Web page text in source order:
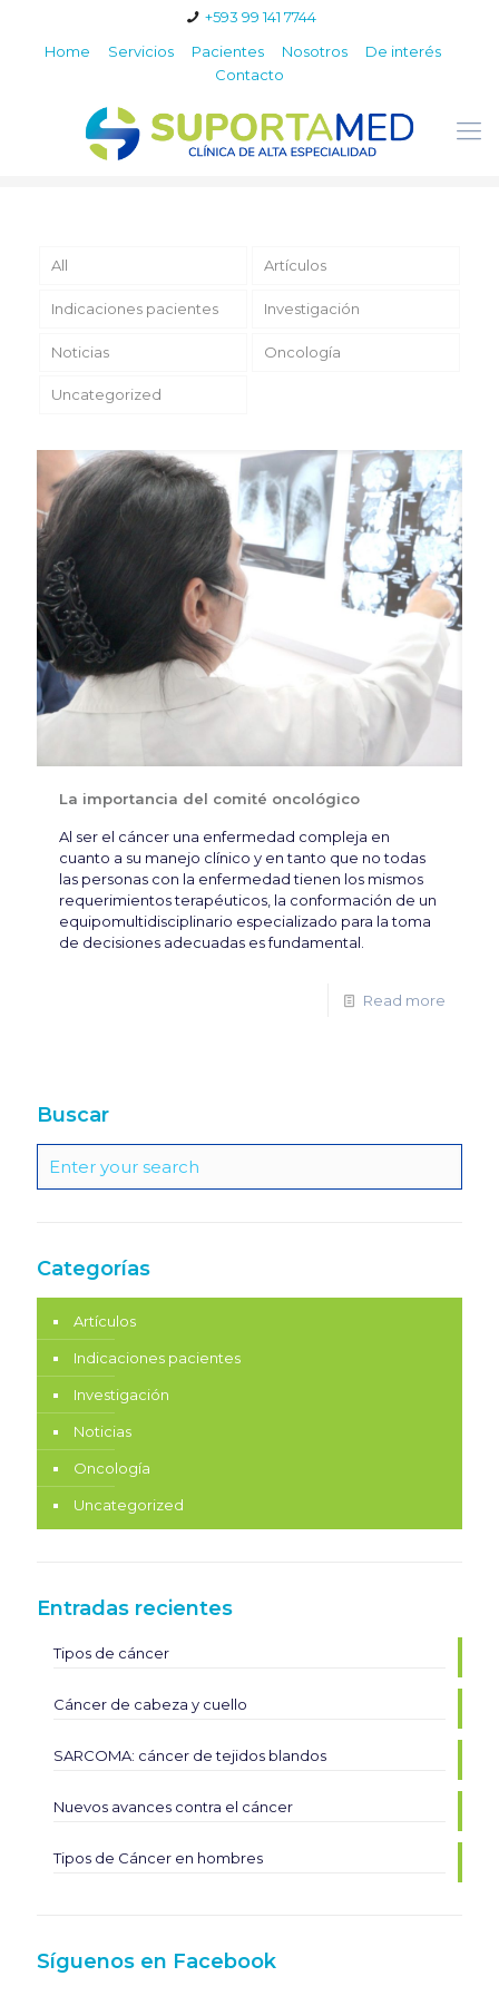
+593 99 141 7744
Home
Servicios Pacientes Nosotros
De interés
Contacto
All Artículos
Indicaciones pacientes Investigación
Noticias Oncología
Uncategorized
La importancia del comité oncológico
Al ser el cáncer una enfermedad compleja en
cuanto a su manejo clínico y en tanto que no todas
las personas con la enfermedad tienen los mismos
requerimientos terapéuticos, la conformación de un
equipomultidisciplinario especializado para la toma
de decisiones adecuadas es fundamental.
Read more
Buscar
Categorías
Artículos
Indicaciones pacientes
Investigación
Noticias
Oncología
Uncategorized
Entradas recientes
Tipos de cáncer
Cáncer de cabeza y cuello
SARCOMA: cáncer de tejidos blandos
Nuevos avances contra el cáncer
Tipos de Cáncer en hombres
Síguenos en Facebook